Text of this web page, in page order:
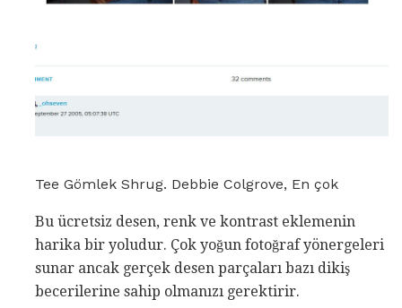
Tee Gömlek Shrug. Debbie Colgrove, En çok
Bu ücretsiz desen, renk ve kontrast eklemenin
harika bir yoludur. Çok yoğun fotoğraf yönergeleri
sunar ancak gerçek desen parçaları bazı dikiş
becerilerine sahip olmanızı gerektirir.